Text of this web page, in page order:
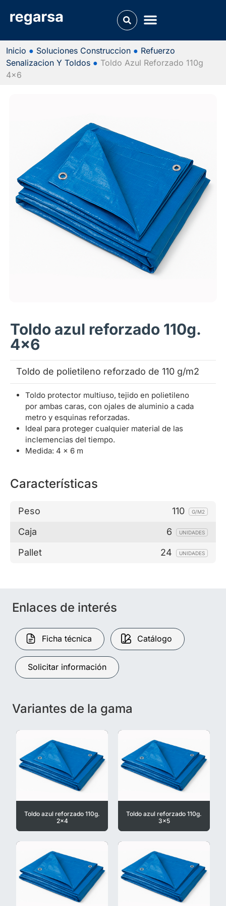
Inicio ● Soluciones Construccion ● Refuerzo
Senalizacion Y Toldos ● Toldo Azul Reforzado 110g
4x6
Toldo azul reforzado 110g.
4x6
Toldo de polietileno reforzado de 110 g/m2
Toldo protector multiuso, tejido en polietileno
por ambas caras, con ojales de aluminio a cada
metro y esquinas reforzadas.
Ideal para proteger cualquier material de las
inclemencias del tiempo.
Medida: 4 x 6 m
Características
Peso 110 G/M2
Caja 6 UNIDADES
Pallet 24 UNIDADES
Enlaces de interés
Ficha técnica Catálogo
Solicitar información
Variantes de la gama
Toldo azul reforzado 110g.
2x4
Toldo azul reforzado 110g.
3x5